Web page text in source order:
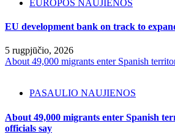
EUROPOS NAUJIENOS
EU development bank on track to
5 rugpjūčio, 2026
About 49,000 migrants enter Spanish
PASAULIO NAUJIENOS
About 49,000 migrants enter Spanish
officials say